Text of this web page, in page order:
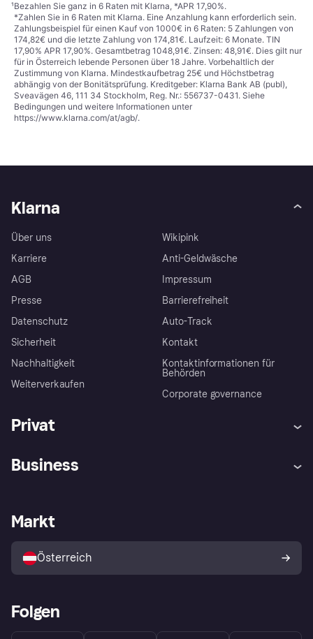
¹Bezahlen Sie ganz in 6 Raten mit Klarna, *APR 17,90%.
*Zahlen Sie in 6 Raten mit Klarna. Eine Anzahlung kann erforderlich sein.
Zahlungsbeispiel für einen Kauf von 1000€ in 6 Raten: 5 Zahlungen von
174,82€ und die letzte Zahlung von 174,81€. Laufzeit: 6 Monate. TIN
17,90% APR 17,90%. Gesamtbetrag 1048,91€. Zinsen: 48,91€. Dies gilt nur
für in Österreich lebende Personen über 18 Jahre. Vorbehaltlich der
Zustimmung von Klarna. Mindestkaufbetrag 25€ und Höchstbetrag
abhängig von der Bonitätsprüfung. Kreditgeber: Klarna Bank AB (publ),
Sveavägen 46, 111 34 Stockholm, Reg. Nr.: 556737-0431. Siehe
Bedingungen und weitere Informationen unter
https://www.klarna.com/at/agb/.
Klarna
Über uns
Karriere
AGB
Presse
Datenschutz
Sicherheit
Nachhaltigkeit
Weiterverkaufen
Wikipink
Anti-Geldwäsche
Impressum
Barrierefreiheit
Auto-Track
Kontakt
Kontaktinformationen für
Behörden
Corporate governance
Privat
Shops entdecken
Business
Händlerportal
Markt
Österreich
Folgen